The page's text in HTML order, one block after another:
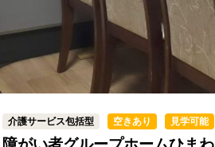
介護サービス包括型 空きあり 見学可能